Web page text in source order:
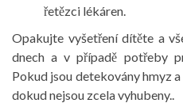
řetězci lékáren.
Opakujte vyšetření dítěte a
dnech a v případě potřeby
Pokud jsou detekovány hmyz
dokud nejsou zcela vyhubeny..